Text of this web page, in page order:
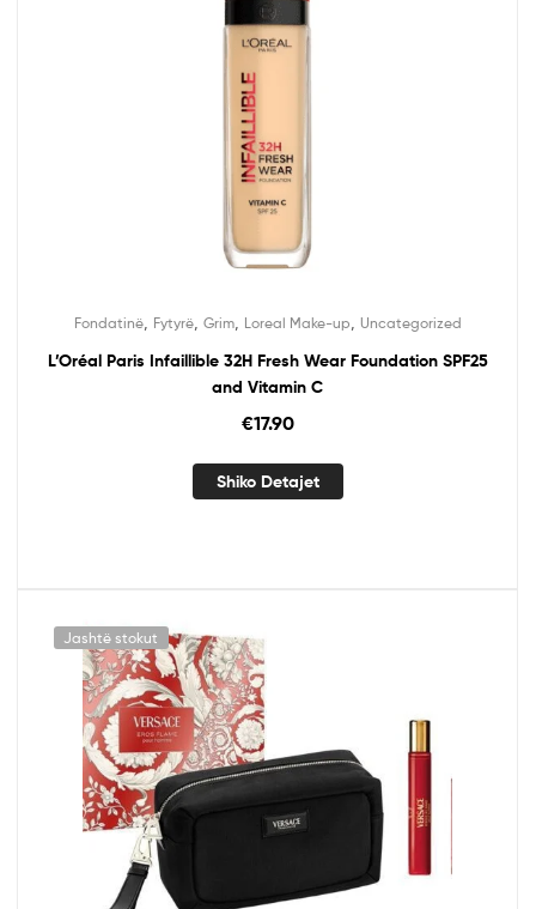
Fondatinë, Fytyrë, Grim, Loreal Make-up Uncategorized
L’Oréal Paris Infaillible 32H Fresh Wear Foundation SPF25
and Vitamin C
€17.90
Shiko Detajet
Jashtë stokut